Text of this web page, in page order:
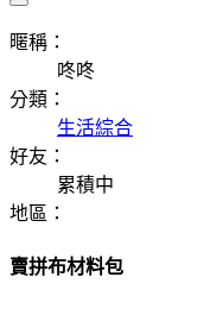
暱稱：
咚咚
分類：
生活綜合
好友：
累積中
地區：
賣拼布材料包